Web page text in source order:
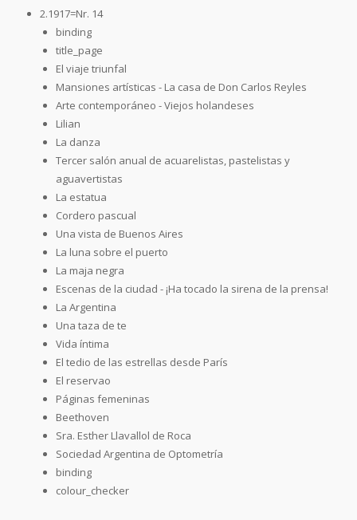
2.1917=Nr. 14
binding
title_page
El viaje triunfal
Mansiones artísticas - La casa de Don Carlos Reyles
Arte contemporáneo - Viejos holandeses
Lilian
La danza
Tercer salón anual de acuarelistas, pastelistas y
aguavertistas
La estatua
Cordero pascual
Una vista de Buenos Aires
La luna sobre el puerto
La maja negra
Escenas de la ciudad - ¡Ha tocado la sirena de la prensa!
La Argentina
Una taza de te
Vida íntima
El tedio de las estrellas desde París
El reservao
Páginas femeninas
Beethoven
Sra. Esther Llavallol de Roca
Sociedad Argentina de Optometría
binding
colour_checker